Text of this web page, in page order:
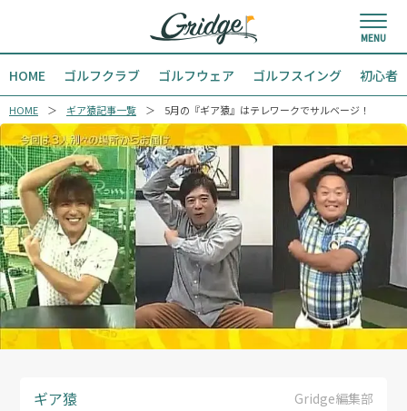
HOME ゴルフクラブ ゴルフウェア ゴルフスイング 初心者
HOME ギア猿記事一覧 5月の『ギア猿』はテレワークでサルベージ！
ギア猿 Gridge編集部